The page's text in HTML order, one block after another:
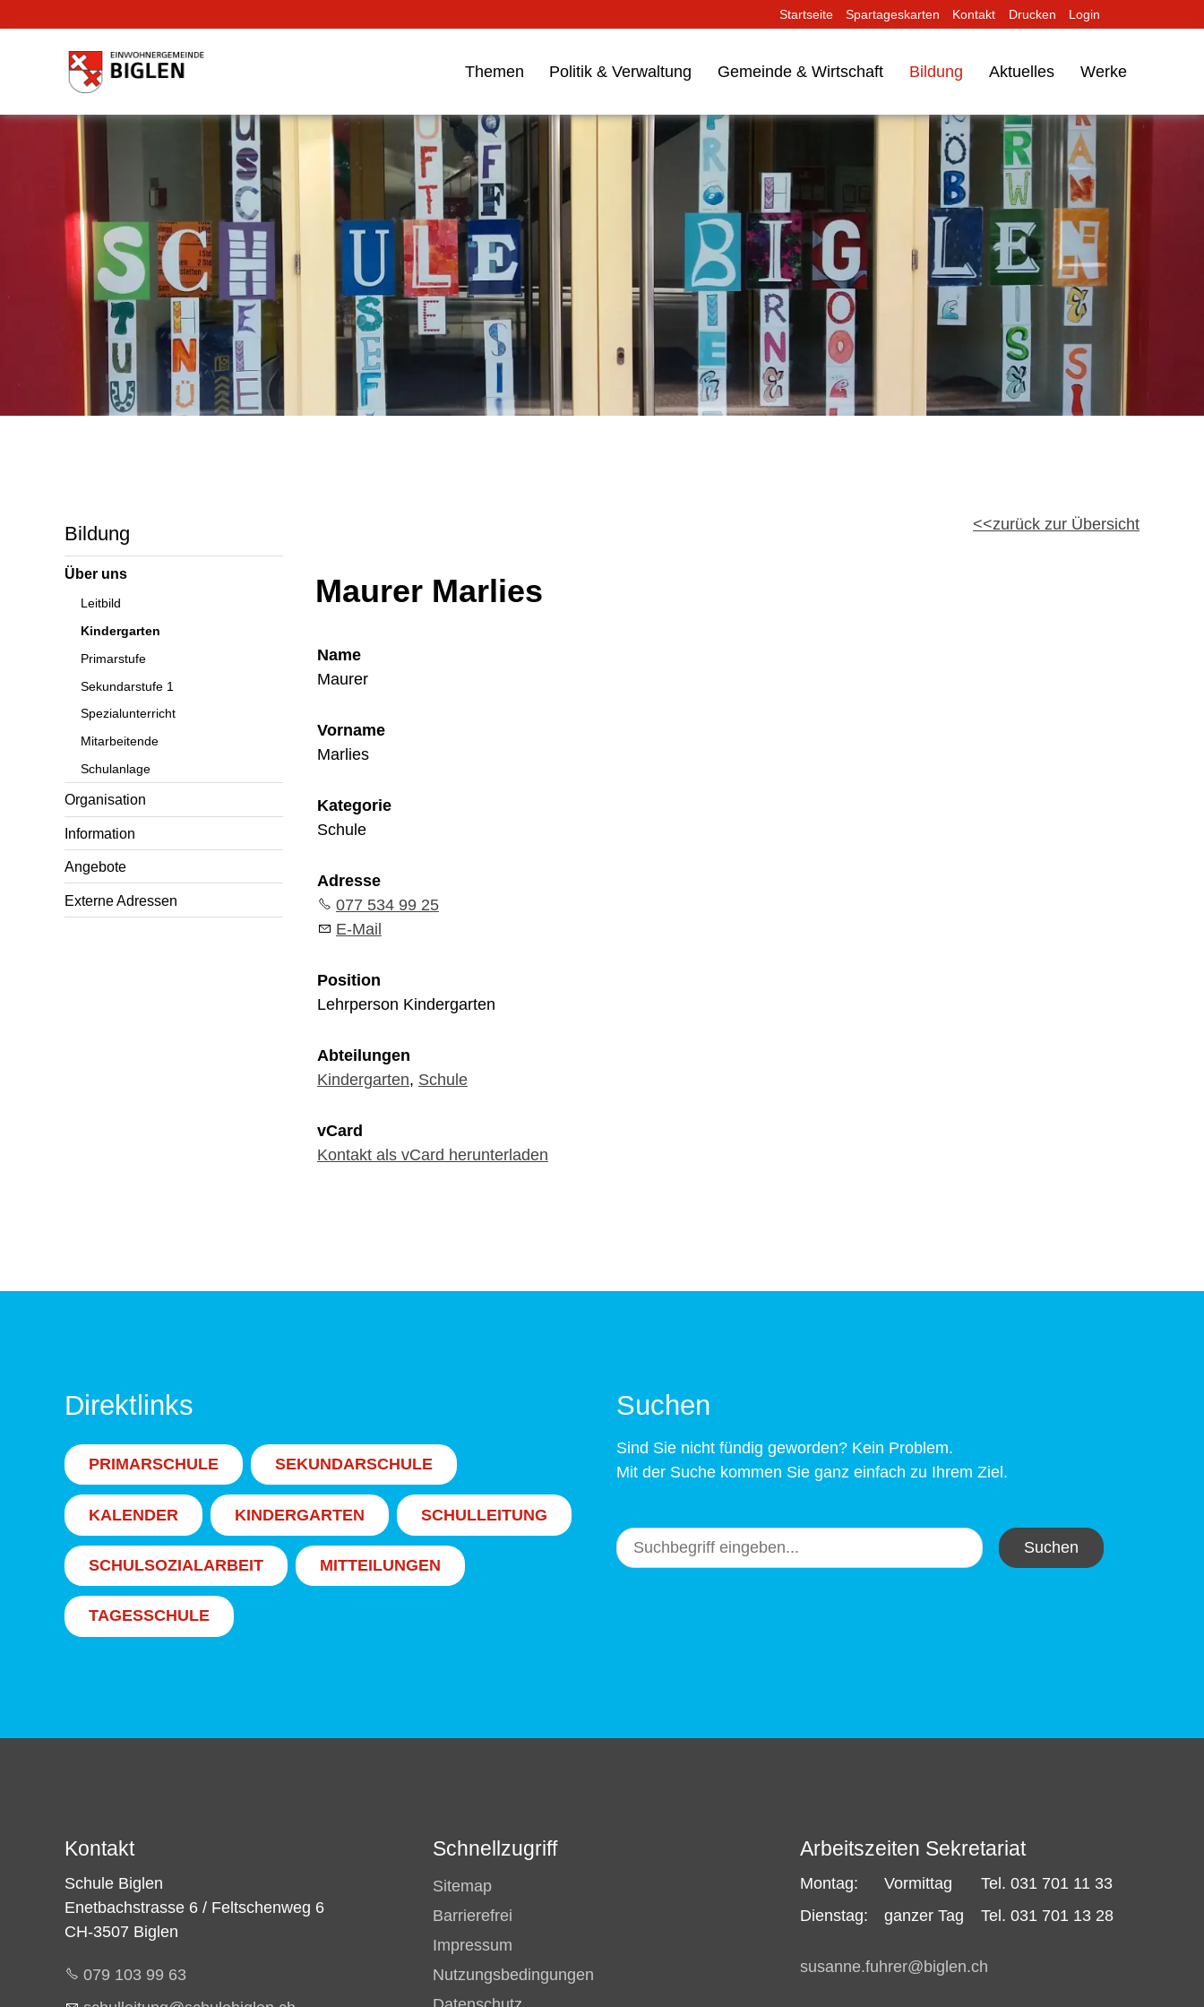
Startseite Spartageskarten Kontakt Drucken Login
Themen Politik & Verwaltung Gemeinde & Wirtschaft Bildung Aktuelles Werke
Bildung
Über uns
Leitbild
Kindergarten
Primarstufe
Sekundarstufe 1
Spezialunterricht
Mitarbeitende
Schulanlage
Organisation
Information
Angebote
Externe Adressen
zurück zur Übersicht
Maurer Marlies
Name
Maurer
Vorname
Marlies
Kategorie
Schule
Adresse
077 534 99 25
E-Mail
Position
Lehrperson Kindergarten
Abteilungen
Kindergarten, Schule
vCard
Kontakt als vCard herunterladen
Direktlinks
PRIMARSCHULE SEKUNDARSCHULE
KALENDER KINDERGARTEN SCHULLEITUNG
SCHULSOZIALARBEIT MITTEILUNGEN
TAGESSCHULE
Suchen
Sind Sie nicht fündig geworden? Kein Problem.
Mit der Suche kommen Sie ganz einfach zu Ihrem Ziel.
Suchen
Kontakt
Schule Biglen
Enetbachstrasse 6 / Feltschenweg 6
CH-3507 Biglen
079 103 99 63
Schnellzugriff
Sitemap
Barrierefrei
Impressum
Nutzungsbedingungen
Arbeitszeiten Sekretariat
Montag: Vormittag
Tel. 031 701 11 33
Dienstag:
ganzer Tag Tel. 031 701 13 28
s s nn f hr r b gl n ch